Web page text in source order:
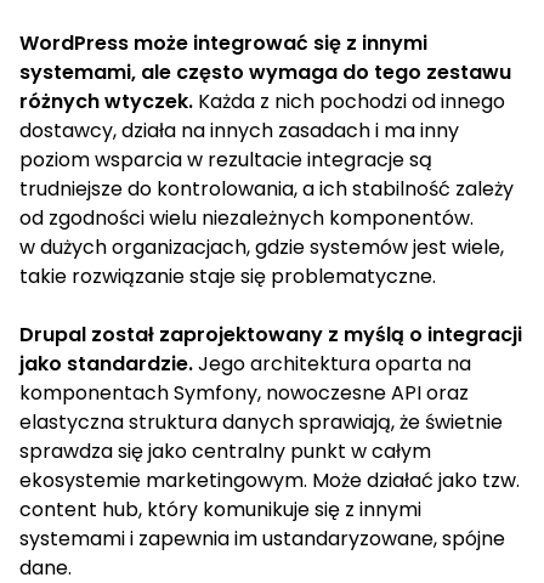
WordPress może integrować się z innymi
systemami, ale często wymaga do tego zestawu
różnych wtyczek. Każda z nich pochodzi od innego
dostawcy, działa na innych zasadach i ma inny
poziom wsparcia w rezultacie integracje są
trudniejsze do kontrolowania, a ich stabilność zależy
od zgodności wielu niezależnych komponentów.
w dużych organizacjach, gdzie systemów jest wiele,
takie rozwiązanie staje się problematyczne.
Drupal został zaprojektowany z myślą o integracji
jako standardzie.Jego architektura oparta na
komponentach Symfony, nowoczesne API oraz
elastyczna struktura danych sprawiają, że świetnie
sprawdza się jako centralny punkt w całym
ekosystemie marketingowym. Może działać jako tzw.
content hub, który komunikuje się z innymi
systemami i zapewnia im ustandaryzowane, spójne
dane.